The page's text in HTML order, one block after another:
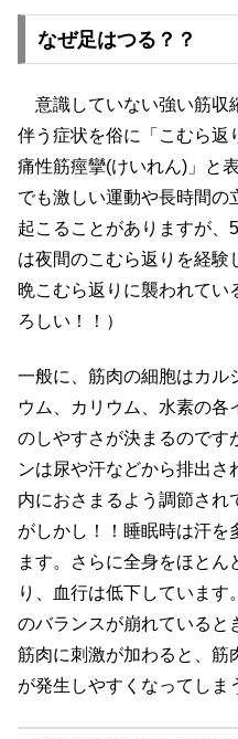
なぜ足はつる？？
意識していない強い筋収
伴う症状を俗に「こむら返
痛性筋痙攣(けいれん)」と
でも激しい運動や長時間の
起こることがありますが、
は夜間のこむら返りを経験
晩こむら返りに襲われてい
ろしい！！）
一般に、筋肉の細胞はカル
ウム、カリウム、水素の
のしやすさが決まるのです
ンは尿や汗などから排出さ
内におさまるよう調節され
がしかし！！睡眠時は汗を
ます。さらに全身をほと
り、血行は低下していま
のバランスが崩れていると
筋肉に刺激が加わると、筋
が発生しやすくなってしま